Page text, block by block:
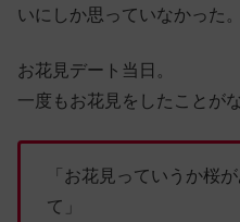
いにしか思っていなかった。
お花見デート当日。
一度もお花見をしたことが
「お花見っていうか桜
て」